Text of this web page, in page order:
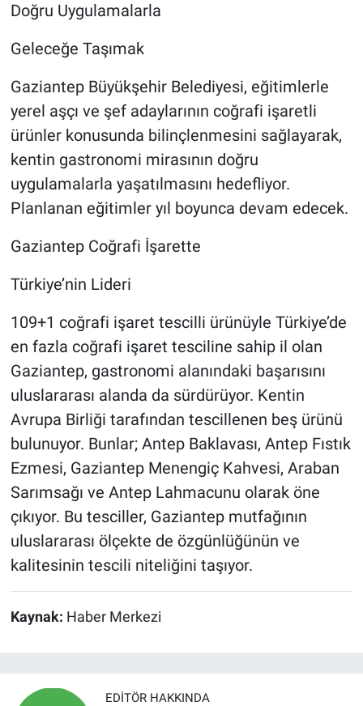
Doğru Uygulamalarla
Geleceğe Taşımak
Gaziantep Büyükşehir Belediyesi, eğitimlerle
yerel aşçı ve şef adaylarının coğrafi işaretli
ürünler konusunda bilinçlenmesini sağlayarak,
kentin gastronomi mirasının doğru
uygulamalarla yaşatılmasını hedefliyor.
Planlanan eğitimler yıl boyunca devam edecek.
Gaziantep Coğrafi İşarette
Türkiye’nin Lideri
109+1 coğrafi işaret tescilli ürünüyle Türkiye’de
en fazla coğrafi işaret tesciline sahip il olan
Gaziantep, gastronomi alanındaki başarısını
uluslararası alanda da sürdürüyor. Kentin
Avrupa Birliği tarafından tescillenen beş ürünü
bulunuyor. Bunlar; Antep Baklavası, Antep Fıstık
Ezmesi, Gaziantep Menengiç Kahvesi, Araban
Sarımsağı ve Antep Lahmacunu olarak öne
çıkıyor. Bu tesciller, Gaziantep mutfağının
uluslararası ölçekte de özgünlüğünün ve
kalitesinin tescili niteliğini taşıyor.
Kaynak: Haber Merkezi
EDITÖR HAKKINDA